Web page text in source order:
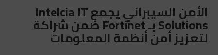
الأمن السيبراني يجمع Intelcia IT
Solutions بـ Fortinet ضمن شراكة
لتعزيز أمن أنظمة المعلومات